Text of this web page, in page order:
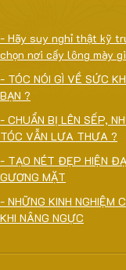
- Hãy suy nghỉ thật kỹ
chọn nơi cấy lông mày
- TÓC NÓI GÌ VỀ SỨC
BẠN ?
- CHUẨN BỊ LÊN SẾP,
TÓC VẪN LƯA THƯA ?
- TẠO NÉT ĐẸP HIỆN
GƯƠNG MẶT
- NHỮNG KINH NGHIỆM
KHI NÂNG NGỰC